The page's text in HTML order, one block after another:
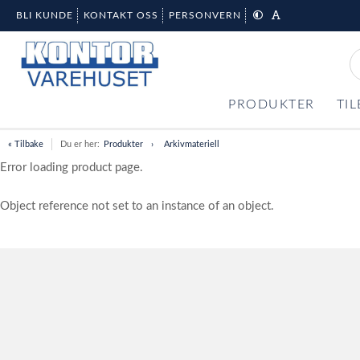
BLI KUNDE KONTAKT OSS PERSONVERN
PRODUKTER
« Tilbake Du er her: Produkter Arkivmateriell
Error loading product page.
Object reference not set to an instance of an object.